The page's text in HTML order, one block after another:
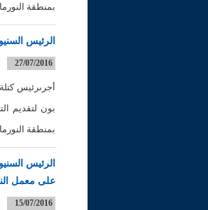
بمنطقة
الرئيس
27/07/2016
أجرىرئيس
بون لتقديم
بمنطقة
الرئيس
على معمل
15/07/2016